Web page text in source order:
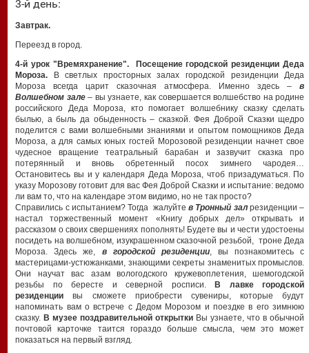
3-й день:
Завтрак.
Переезд в город.
4-й урок "Времяхранение". Посещение городской резиденции Деда
Мороза. В светлых просторных залах городской резиденции Деда
Мороза всегда царит сказочная атмосфера. Именно здесь –в
Волшебном зале– вы узнаете, как совершается волшебство на родине
российского Деда Мороза, кто помогает волшебнику сказку сделать
былью, а быль да обыденность – сказкой. Фея Доброй Сказки щедро
поделится с вами волшебными знаниями и опытом помощников Деда
Мороза, а для самых юных гостей Морозовой резиденции начнет свое
чудесное вращение театральный барабан и зазвучит сказка про
потерянный и вновь обретенный посох зимнего чародея…
Остановитесь вы и у календаря Деда Мороза, чтоб призадуматься. По
указу Морозову готовит для вас Фея Доброй Сказки и испытание: ведомо
ли вам то, что на календаре этом видимо, но не так просто?
Справились с испытанием? Тогда жалуйтев Тронный залрезиденции –
настал торжественный момент «Книгу добрых дел» открывать и
рассказом о своих свершениях пополнять! Будете вы и чести удостоены
посидеть на волшебном, изукрашенном сказочной резьбой, троне Деда
Мороза. Здесь же, в городской резиденции, вы познакомитесь с
мастерицами-устюжанками, знающими секреты знаменитых промыслов.
Они научат вас азам вологодского кружевоплетения, шемогодской
резьбы по бересте и северной росписи.В лавке городской
резиденции вы сможете приобрести сувениры, которые будут
напоминать вам о встрече с Дедом Морозом и поездке в его зимнюю
сказку.В музее поздравительной открытки Вы узнаете, что в обычной
почтовой карточке таится гораздо больше смысла, чем это может
показаться на первый взгляд.